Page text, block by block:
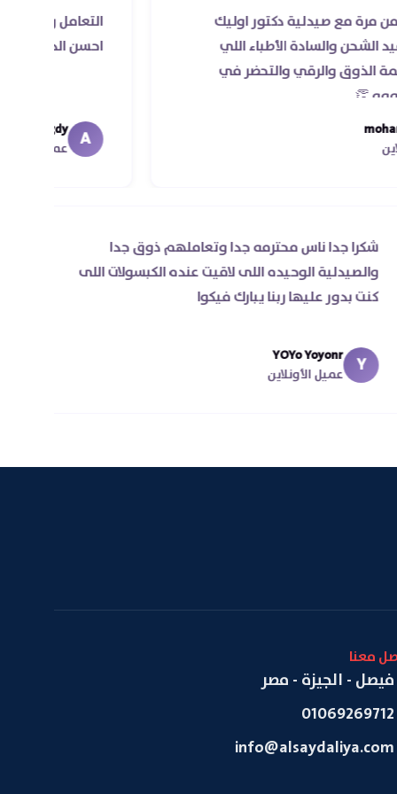
صيدلية دكتور اوليك
الأطباء اللي
والتحضر في
التعامل راقي جدا و
احسن الدكاتره الي
Ahmed Magdy
عميل الأونلاين
شكرا جدا ناس محترمه جدا وتعاملهم ذوق جدا
والصيدلية الوحيده اللى لاقيت عنده الكبسولات اللى
كنت بدور عليها ربنا يبارك فيكوا
Y
YOYo Yoyonr
عميل الأونلاين
معنا
فيصل - الجيزة - مصر
01069269712
info@alsaydaliya.com